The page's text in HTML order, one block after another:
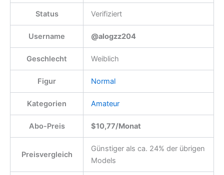
Status Verifiziert
Username @alogzz204
Geschlecht Weiblich
Figur Normal
Kategorien Amateur
Abo-Preis $10,77/Monat
Preisvergleich
Günstiger als ca. 24% der übrigen
Models